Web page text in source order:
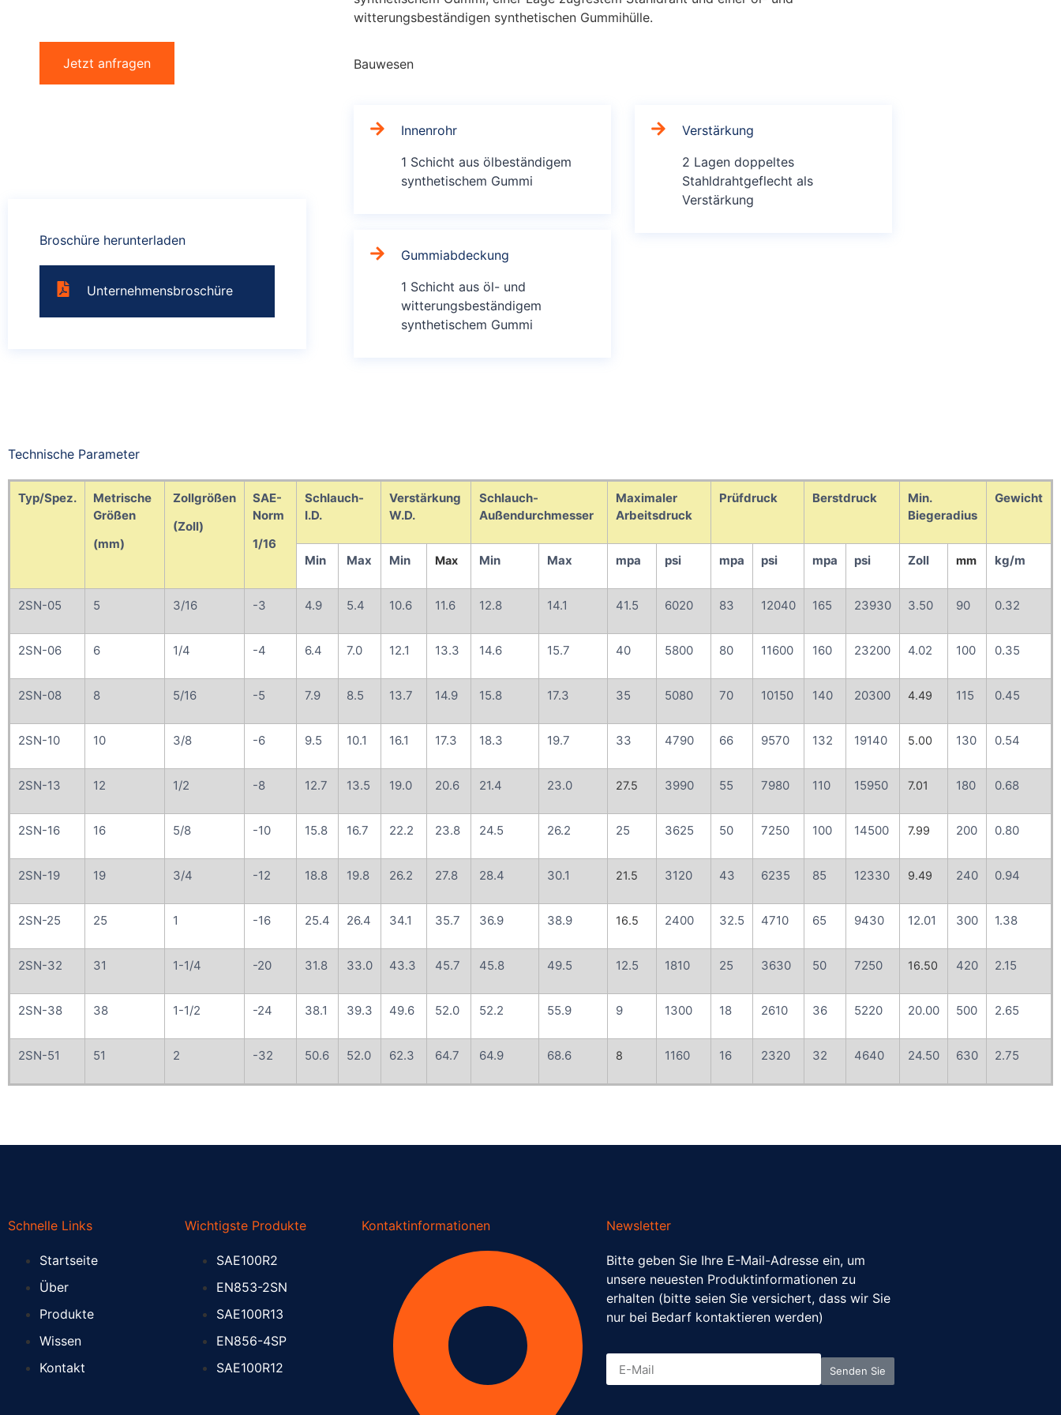
Jetzt anfragen
Broschüre herunterladen
Unternehmensbroschüre
witterungsbeständigen synthetischen Gummihülle.
Bauwesen
Innenrohr
1 Schicht aus ölbeständigem
synthetischem Gummi
Gummiabdeckung
1 Schicht aus öl- und
witterungsbeständigem
synthetischem Gummi
Verstärkung
2 Lagen doppeltes
Stahldrahtgeflecht als
Verstärkung
Technische Parameter
Typ/Spez.
Metrische
Größen
(mm)
Zollgrößen
(Zoll)
SAE-
Norm
1/16
Schlauch-
I.D.
Verstärkung
W.D.
Schlauch-
Außendurchmesser
Maximaler
Arbeitsdruck
Prüfdruck Berstdruck
Min.
Biegeradius
Gewicht
Min Max Min Max Min Max mpa psi mpa psi mpa psi Zoll mm kg/m
2SN-05 5 3/16 -3 4.9 5.4 10.6 11.6 12.8 14.1 41.5 6020 83 12040 165 23930 3.50 90 0.32
2SN-06 6 1/4 -4 6.4 7.0 12.1 13.3 14.6 15.7 40 5800 80 11600 160 23200 4.02 100 0.35
2SN-08 8 5/16 -5 7.9 8.5 13.7 14.9 15.8 17.3 35 5080 70 10150 140 20300 4.49 115 0.45
2SN-10 10 3/8 -6 9.5 10.1 16.1 17.3 18.3 19.7 33 4790 66 9570 132 19140 5.00 130 0.54
2SN-13 12 1/2 -8 12.7 13.5 19.0 20.6 21.4 23.0 27.5 3990 55 7980 110 15950 7.01 180 0.68
2SN-16 16 5/8 -10 15.8 16.7 22.2 23.8 24.5 26.2 25 3625 50 7250 100 14500 7.99 200 0.80
2SN-19 19 3/4 -12 18.8 19.8 26.2 27.8 28.4 30.1 21.5 3120 43 6235 85 12330 9.49 240 0.94
2SN-25 25 1 -16 25.4 26.4 34.1 35.7 36.9 38.9 16.5 2400 32.5 4710 65 9430 12.01 300 1.38
2SN-32 31 1-1/4 -20 31.8 33.0 43.3 45.7 45.8 49.5 12.5 1810 25 3630 50 7250 16.50 420 2.15
2SN-38 38 1-1/2 -24 38.1 39.3 49.6 52.0 52.2 55.9 9 1300 18 2610 36 5220 20.00 500 2.65
2SN-51 51 2 -32 50.6 52.0 62.3 64.7 64.9 68.6 8 1160 16 2320 32 4640 24.50 630 2.75
Schnelle Links
Startseite
Über
Produkte
Wissen
Kontakt
Wichtigste Produkte
SAE100R2
EN853-2SN
SAE100R13
EN856-4SP
SAE100R12
Kontaktinformationen Newsletter
Bitte geben Sie Ihre E-Mail-Adresse ein, um
unsere neuesten Produktinformationen zu
erhalten (bitte seien Sie versichert, dass wir Sie
nur bei Bedarf kontaktieren werden)
Senden Sie